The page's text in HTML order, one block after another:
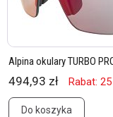
Alpina okulary TURBO
494,93 zł Rabat: 25
Do koszyka